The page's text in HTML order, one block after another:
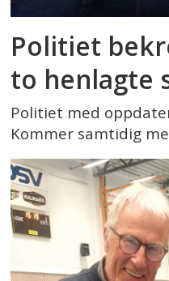
Politiet
to henlagte
Politiet med
Kommer samtidig